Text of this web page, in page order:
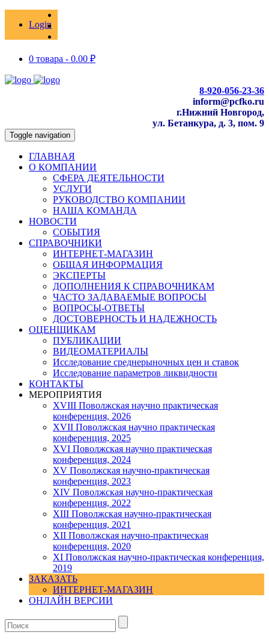
Login
0 товара - 0.00 ₽
8-920-056-23-36
inform@pcfko.ru
г.Нижний Новгород,
ул. Бетанкура, д. 3, пом. 9
Toggle navigation
ГЛАВНАЯ
О КОМПАНИИ
СФЕРА ДЕЯТЕЛЬНОСТИ
УСЛУГИ
РУКОВОДСТВО КОМПАНИИ
НАША КОМАНДА
НОВОСТИ
СОБЫТИЯ
СПРАВОЧНИКИ
ИНТЕРНЕТ-МАГАЗИН
ОБЩАЯ ИНФОРМАЦИЯ
ЭКСПЕРТЫ
ДОПОЛНЕНИЯ К СПРАВОЧНИКАМ
ЧАСТО ЗАДАВАЕМЫЕ ВОПРОСЫ
ВОПРОСЫ-ОТВЕТЫ
ДОСТОВЕРНОСТЬ И НАДЕЖНОСТЬ
ОЦЕНЩИКАМ
ПУБЛИКАЦИИ
ВИДЕОМАТЕРИАЛЫ
Исследование среднерыночных цен и ставок
Исследование параметров ликвидности
КОНТАКТЫ
МЕРОПРИЯТИЯ
XVIII Поволжская научно практическая
конференция, 2026
XVII Поволжская научно практическая
конференция, 2025
XVI Поволжская научно практическая
конференция, 2024
ХV Поволжская научно-практическая
конференция, 2023
ХIV Поволжская научно-практическая
конференция, 2022
ХIII Поволжская научно-практическая
конференция, 2021
ХII Поволжская научно-практическая
конференция, 2020
XI Поволжская научно-практическая конференция,
2019
ЗАКАЗАТЬ
ИНТЕРНЕТ-МАГАЗИН
ОНЛАЙН ВЕРСИИ